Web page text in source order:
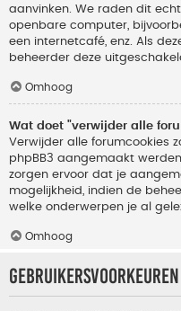
aanvinken. We raden dit
openbare computer,
een internetcafé, enz. Als
beheerder deze
Omhoog
Wat doet "verwijder alle
Verwijder alle forumcookies
phpBB3 aangemaakt
zorgen ervoor dat je
mogelijkheid, indien de
welke onderwerpen je al
Omhoog